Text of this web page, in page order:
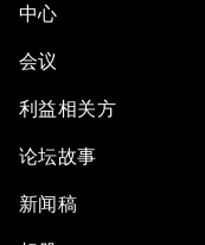
中心
会议
利益相关方
论坛故事
新闻稿